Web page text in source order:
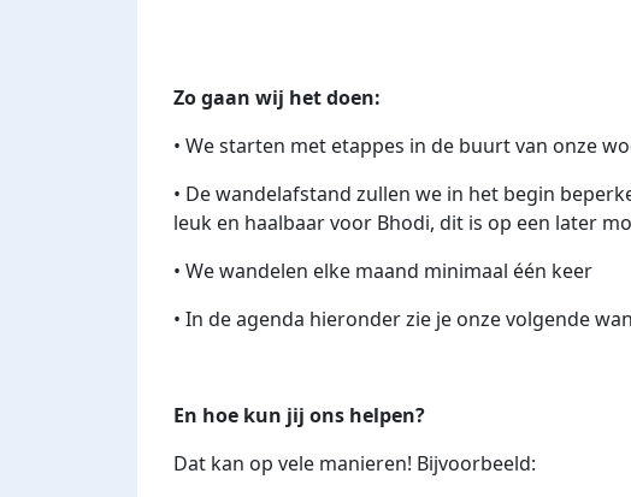
Zo gaan wij het doen:
• We starten met etappes in de buurt van onze
• De wandelafstand zullen we in het begin
leuk en haalbaar voor Bhodi, dit is op een later
• We wandelen elke maand minimaal één keer
• In de agenda hieronder zie je onze volgende
En hoe kun jij ons helpen?
Dat kan op vele manieren! Bijvoorbeeld: